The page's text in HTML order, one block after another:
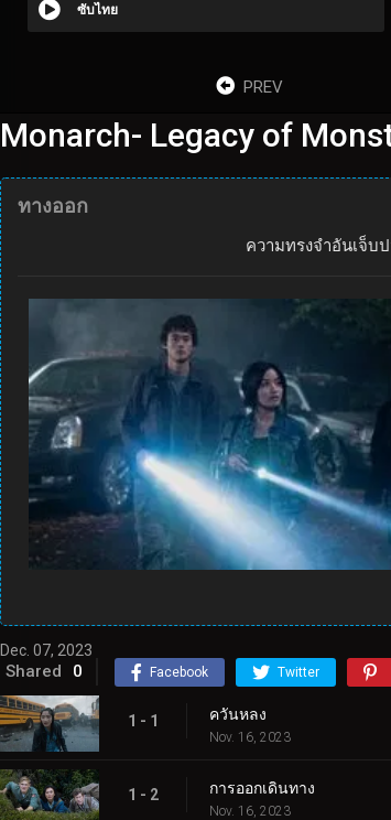
ซับไทย
PREV
Monarch- Legacy of
ทางออก
ความทรงจำอันเจ็บ
Dec. 07, 2023
Shared 0 Facebook Twitter
1 - 1 ควันหลง
Nov. 16, 2023
1 - 2 การออกเดินทาง
Nov. 16, 2023